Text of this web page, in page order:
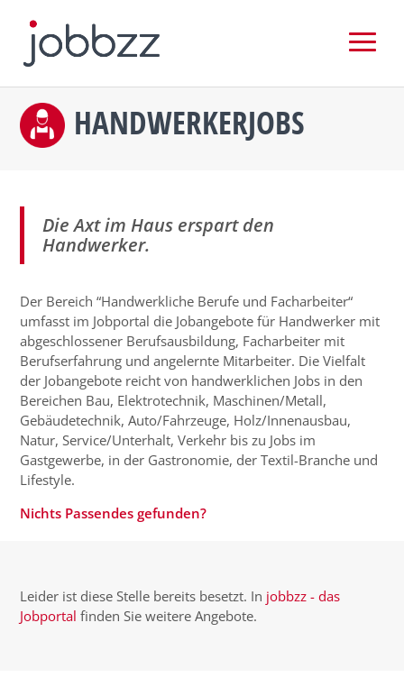
HANDWERKERJOBS
Die Axt im Haus erspart den
Handwerker.
Der Bereich “Handwerkliche Berufe und Facharbeiter“
umfasst im Jobportal die Jobangebote für Handwerker mit
abgeschlossener Berufsausbildung, Facharbeiter mit
Berufserfahrung und angelernte Mitarbeiter. Die Vielfalt
der Jobangebote reicht von handwerklichen Jobs in den
Bereichen Bau, Elektrotechnik, Maschinen/Metall,
Gebäudetechnik, Auto/Fahrzeuge, Holz/Innenausbau,
Natur, Service/Unterhalt, Verkehr bis zu Jobs im
Gastgewerbe, in der Gastronomie, der Textil-Branche und
Lifestyle.
Nichts Passendes gefunden?
Leider ist diese Stelle bereits besetzt. In jobbzz - das
Jobportal finden Sie weitere Angebote.